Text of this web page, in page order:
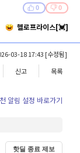
0 0
헬로프라이스[💓]
03-18 17:43 [수정됨]
신고
목록
알림 설정 바로가기
핫딜 종료 제보